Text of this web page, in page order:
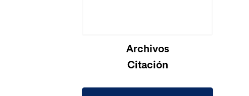
Archivos
Citación